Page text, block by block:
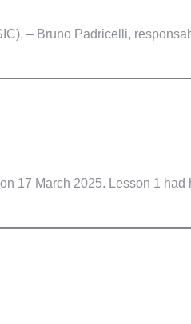
– Bruno Padricelli,
17 March 2025. Lesson 1 had